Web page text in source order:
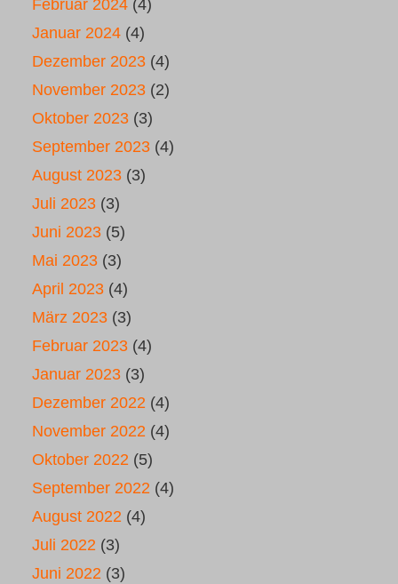
Februar 2024 (4)
Januar 2024 (4)
Dezember 2023 (4)
November 2023 (2)
Oktober 2023 (3)
September 2023 (4)
August 2023 (3)
Juli 2023 (3)
Juni 2023 (5)
Mai 2023 (3)
April 2023 (4)
März 2023 (3)
Februar 2023 (4)
Januar 2023 (3)
Dezember 2022 (4)
November 2022 (4)
Oktober 2022 (5)
September 2022 (4)
August 2022 (4)
Juli 2022 (3)
Juni 2022 (3)